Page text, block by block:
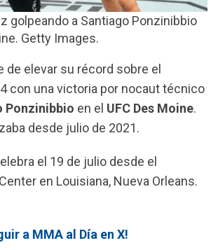
golpeando a Santiago Ponzinibbio
Getty Images.
de elevar su récord sobre el
con una victoria por nocaut técnico
Ponzinibbio en el UFC Des Moine.
desde julio de 2021.
el 19 de julio desde el
en Louisiana, Nueva Orleans.
a MMA al Día en X!